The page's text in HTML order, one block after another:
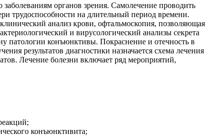
органов зрения. Самолечение проводить
трудоспособности на длительный период времени.
анализ крови, офтальмоскопия, позволяющая
и вирусологический анализы секрета
патологии конъюнктивы. Покраснение и отечность в
результатов диагностики назначается схема лечения
Лечение болезни включает ряд мероприятий,
конъюнктивита;